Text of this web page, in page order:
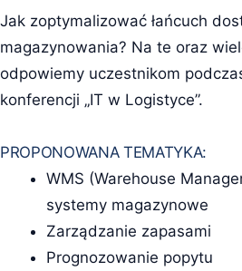
Jak zoptymalizować łańcuch
magazynowania? Na te oraz
odpowiemy uczestnikom
konferencji „IT w Logistyce”.
PROPONOWANA TEMATYKA:
WMS (Warehouse
systemy magazynowe
Zarządzanie zapasami
Prognozowanie popytu